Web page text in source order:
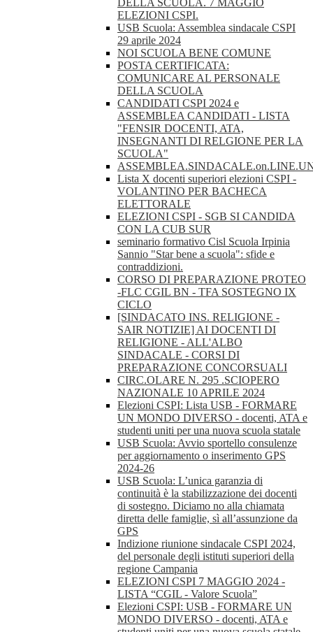
DELLA SCUOLA. 7 MAGGIO
ELEZIONI CSPI.
USB Scuola: Assemblea sindacale CSPI
29 aprile 2024
NOI SCUOLA BENE COMUNE
POSTA CERTIFICATA:
COMUNICARE AL PERSONALE
DELLA SCUOLA
CANDIDATI CSPI 2024 e
ASSEMBLEA CANDIDATI - LISTA
"FENSIR DOCENTI, ATA,
INSEGNANTI DI RELGIONE PER LA
SCUOLA"
Lista X docenti superiori elezioni CSPI -
VOLANTINO PER BACHECA
ELETTORALE
ELEZIONI CSPI - SGB SI CANDIDA
CON LA CUB SUR
seminario formativo Cisl Scuola Irpinia
Sannio "Star bene a scuola": sfide e
contraddizioni.
CORSO DI PREPARAZIONE PROTEO
-FLC CGIL BN - TFA SOSTEGNO IX
CICLO
[SINDACATO INS. RELIGIONE -
SAIR NOTIZIE] AI DOCENTI DI
RELIGIONE - ALL'ALBO
SINDACALE - CORSI DI
PREPARAZIONE CONCORSUALI
CIRC.OLARE N. 295 .SCIOPERO
NAZIONALE 10 APRILE 2024
Elezioni CSPI: Lista USB - FORMARE
UN MONDO DIVERSO - docenti, ATA e
studenti uniti per una nuova scuola statale
USB Scuola: Avvio sportello consulenze
per aggiornamento o inserimento GPS
2024-26
USB Scuola: L’unica garanzia di
continuità è la stabilizzazione dei docenti
di sostegno. Diciamo no alla chiamata
diretta delle famiglie, sì all’assunzione da
GPS
Indizione riunione sindacale CSPI 2024,
del personale degli istituti superiori della
regione Campania
ELEZIONI CSPI 7 MAGGIO 2024 -
LISTA “CGIL - Valore Scuola”
Elezioni CSPI: USB - FORMARE UN
MONDO DIVERSO - docenti, ATA e